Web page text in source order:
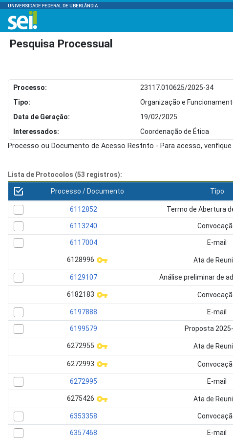
UNIVERSIDADE FEDERAL DE UBERLÂNDIA
Pesquisa Processual
Processo:
23117.010625/2025-34
Tipo:
Organização e
Data de Geração:
19/02/2025
Interessados:
Coordenação de Ética
Processo ou Documento de Acesso Restrito - Para acesso,
Lista de Protocolos (53 registros):
Processo / Documento Tipo
6112852 Termo de Abertura
6113240
6117004 E-mail
6128996 Ata de
6129107 Análise preliminar de
6182183
6197888 E-mail
6199579 Proposta
6272955 Ata de
6272993
6272995 E-mail
6275426 Ata de
6353358
6357468 E-mail